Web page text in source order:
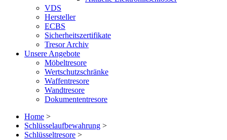
VDS
Hersteller
ECBS
Sicherheitszertifikate
Tresor Archiv
Unsere Angebote
Möbeltresore
Wertschutzschränke
Waffentresore
Wandtresore
Dokumententresore
Home >
Schlüsselaufbewahrung >
Schlüsseltresore >